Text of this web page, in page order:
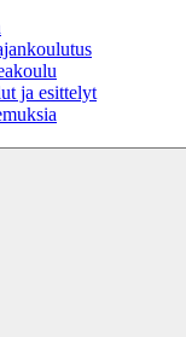
ja esittelyt